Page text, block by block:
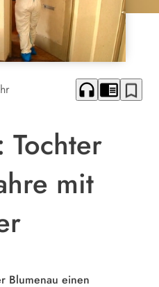
headphones chrome_reader_mode bookmark_border
Tochter
mit
Blumenau einen